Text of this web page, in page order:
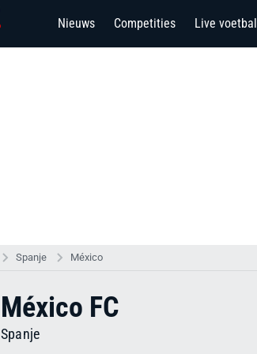
Nieuws Competities Live voetbal
Spanje México
México FC
Spanje